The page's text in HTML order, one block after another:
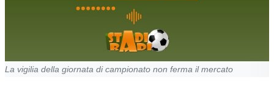
La vigilia della giornata di campionato non ferma il mercato